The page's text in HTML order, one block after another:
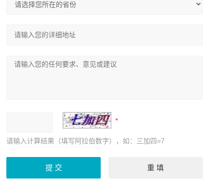
请输入计算结果（填写阿拉伯数字），如：三加四=7